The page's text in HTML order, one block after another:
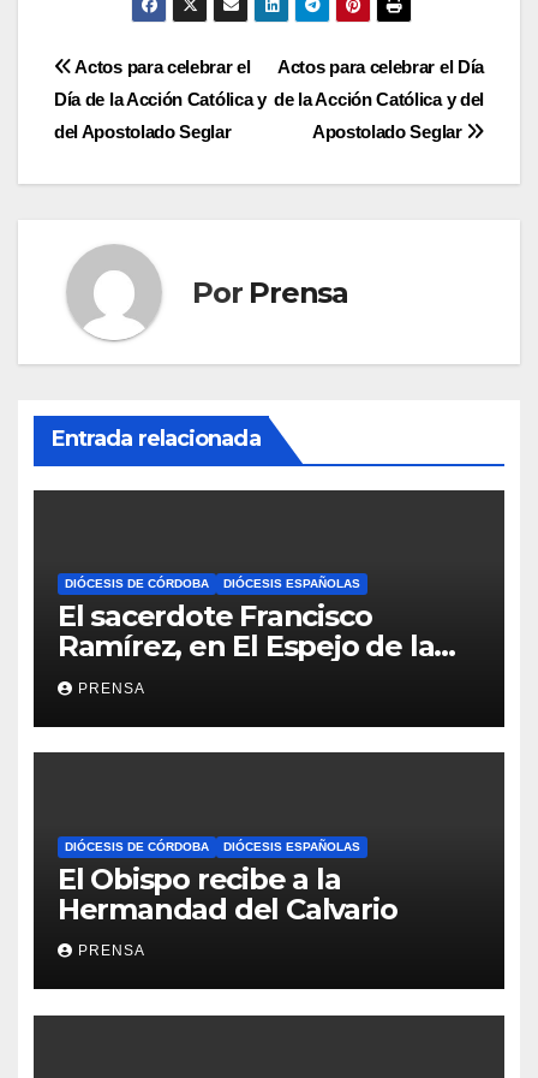
Navegación
de
entradas
Actos para celebrar el Día
de la Acción Católica y del
Apostolado Seglar
Actos para celebrar el
Día de la Acción Católica y
del Apostolado Seglar
Por Prensa
Entrada relacionada
DIÓCESIS DE CÓRDOBA DIÓCESIS ESPAÑOLAS
El sacerdote Francisco
Ramírez, en El Espejo de la
Iglesia
PRENSA
DIÓCESIS DE CÓRDOBA DIÓCESIS ESPAÑOLAS
El Obispo recibe a la
Hermandad del Calvario
PRENSA